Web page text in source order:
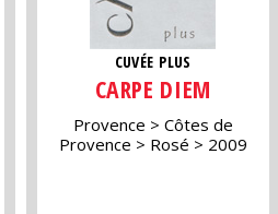
CUVÉE PLUS
CARPE DIEM
Provence
Côtes de
Provence
Rosé 2009